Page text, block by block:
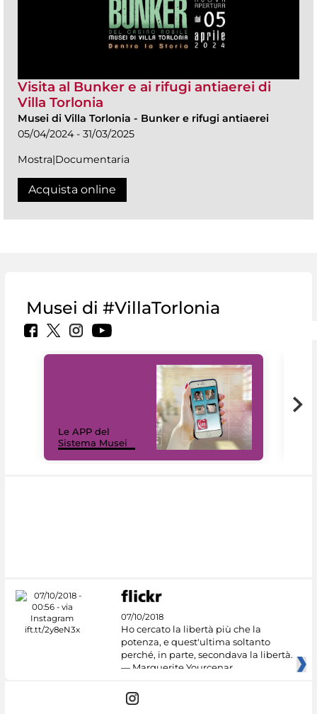
Visita al Bunker e ai rifugi antiaerei di
Villa Torlonia
Musei di Villa Torlonia - Bunker e rifugi antiaerei
05/04/2024 - 31/03/2025
Mostra|Documentaria
Acquista online
Musei di #VillaTorlonia
Le APP del
Sistema Musei
07/10/2018
Ho cercato la libertà più che la
potenza, e quest'ultima soltanto
perché, in parte, secondava la libertà.
— Marguerite Yourcenar